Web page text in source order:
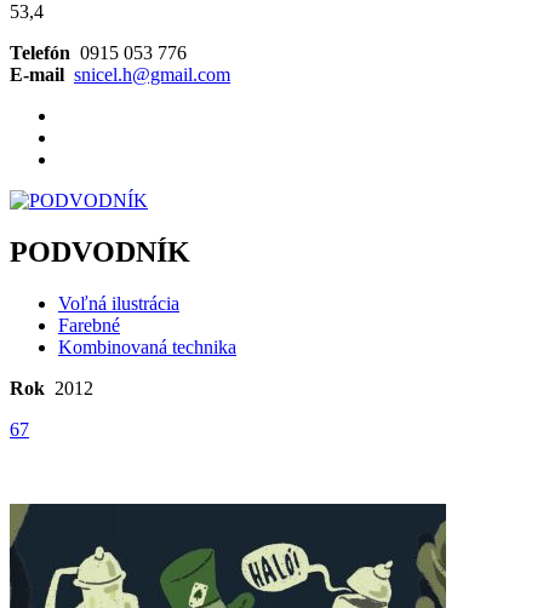
53,4
Telefón 0915 053 776
E-mail snicel.h@gmail.com
PODVODNÍK
Voľná ilustrácia
Farebné
Kombinovaná technika
Rok 2012
67